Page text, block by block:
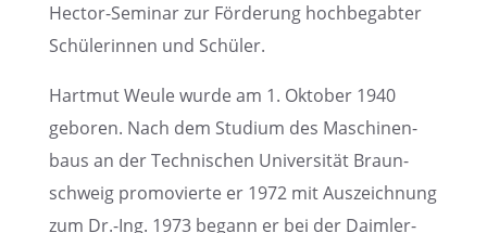
Hector-Seminar zur Förde­rung hochbe­gab­ter
Schüle­rin­nen und Schüler.
Hartmut Weule wurde am 1. Oktober 1940
geboren. Nach dem Studium des Maschi­nen­
baus an der Techni­schen Univer­si­tät Braun­
schweig promo­vierte er 1972 mit Auszeich­nung
zum Dr.-Ing. 1973 begann er bei der Daimler-